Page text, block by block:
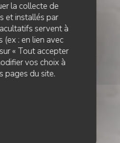
la collecte de
et installés par
servent à
: en lien avec
« Tout accepter
vos choix à
pages du site.